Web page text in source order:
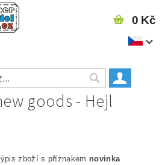
0 Kč
goods - Hejl
zboží s příznakem novinka